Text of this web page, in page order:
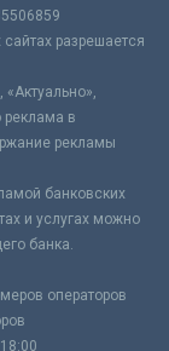
разрешается
реклама в
рекламы
банковских
и услугах можно
банка.
операторов